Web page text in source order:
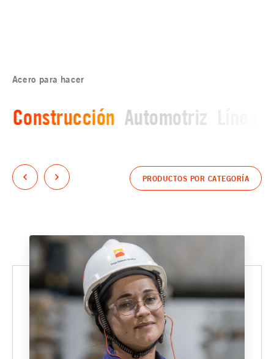
Acero para hacer
Construcción Automotriz
PRODUCTOS POR CATEGORÍA